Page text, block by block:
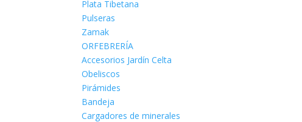
Plata Tibetana
Pulseras
Zamak
ORFEBRERÍA
Accesorios Jardín Celta
Obeliscos
Pirámides
Bandeja
Cargadores de minerales